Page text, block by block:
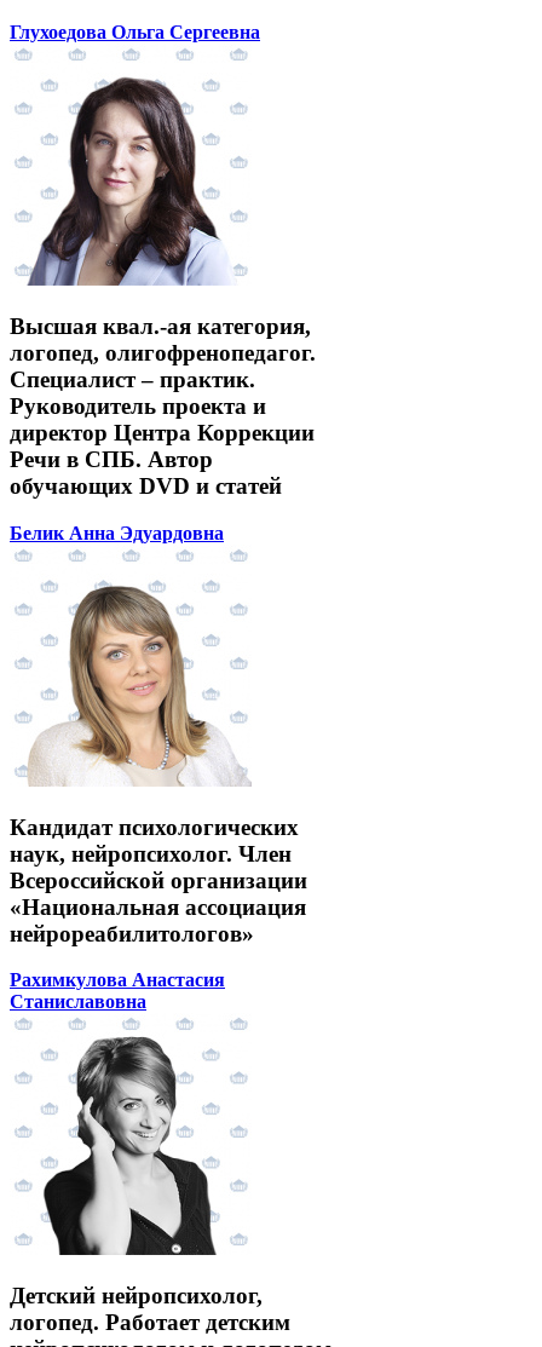
Глухоедова Ольга Сергеевна
Высшая квал.-ая категория,
логопед, олигофренопедагог.
Специалист – практик.
Руководитель проекта и
директор Центра Коррекции
Речи в СПБ. Автор
обучающих DVD и статей
Белик Анна Эдуардовна
Кандидат психологических
наук, нейропсихолог. Член
Всероссийской организации
«Национальная ассоциация
нейрореабилитологов»
Рахимкулова Анастасия
Станиславовна
Детский нейропсихолог,
логопед. Работает детским